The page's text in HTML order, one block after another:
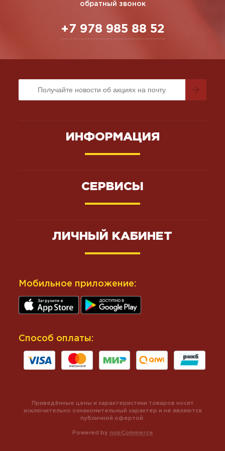
обратный звонок
+7 978 985 88 52
ИНФОРМАЦИЯ
СЕРВИСЫ
ЛИЧНЫЙ КАБИНЕТ
Мобильное приложение:
Способ оплаты:
Powered by nopCommerce
Приведённые цены и характеристики товаров носят
исключительно ознакомительный характер и не являются
публичной офертой.